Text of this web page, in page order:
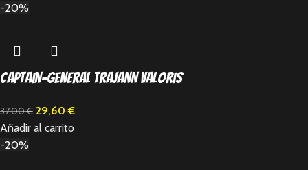
-20%
Captain-General Trajann Valoris
37,00€ 29,60€
Añadir al carrito
-20%